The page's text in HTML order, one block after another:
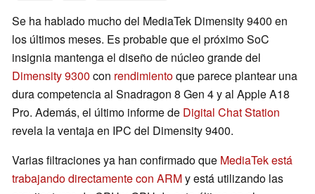
Se ha hablado mucho del MediaTek Dimensity 9400 en
los últimos meses. Es probable que el próximo SoC
insignia mantenga el diseño de núcleo grande del
Dimensity 9300 con rendimientoque parece plantear una
dura competencia al Snadragon 8 Gen 4 y al Apple A18
Pro. Además, el último informe de Digital Chat Station
revela la ventaja en IPC del Dimensity 9400.
Varias filtraciones ya han confirmado que MediaTek está
trabajando directamente con ARMy está utilizando las